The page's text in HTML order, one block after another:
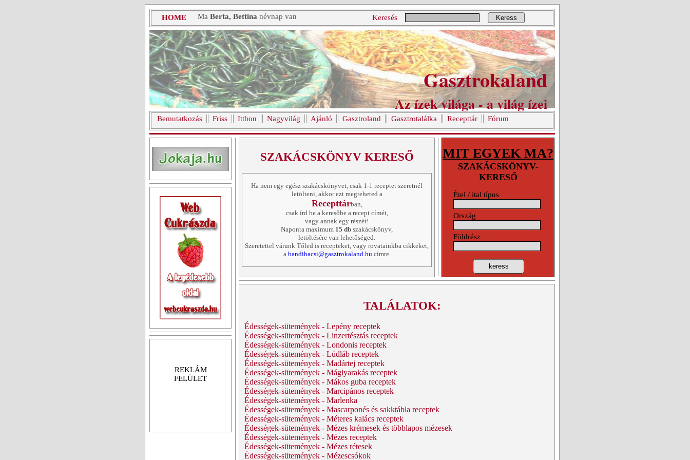
HOME Ma Berta, Bettina névnap van Keresés Keress
Gasztrokaland
Az ízek világa - a világ ízei
Bemutatkozás Friss Itthon Nagyvilág Ajánló Gasztroland Gasztrotalálka Recepttár Fórum
REKLÁM
FELÜLET
SZAKÁCSKÖNYV KERESŐ
Ha nem egy egész szakácskönyvet, csak 1-1 receptet szeretnél
letölteni, akkor ezt megteheted a
Recepttárban,
csak írd be a keresőbe a recept címét,
vagy annak egy részét!
Naponta maximum 15 db szakácskönyv,
letöltésére van lehetőséged.
Szeretettel várunk Tőled is recepteket, vagy rovatainkba cikkeket,
a bandibacsi@gasztrokaland.hucímre.
MIT EGYEK MA?
SZAKÁCSKÖNYV-
KERESŐ
Étel / ital típus
Ország
Földrész
keress
TALÁLATOK:
Édességek-sütemények - Lepény receptek
Édességek-sütemények - Linzertésztás receptek
Édességek-sütemények - Londonis receptek
Édességek-sütemények - Lúdláb receptek
Édességek-sütemények - Madártej receptek
Édességek-sütemények - Máglyarakás receptek
Édességek-sütemények - Mákos guba receptek
Édességek-sütemények - Marcipános receptek
Édességek-sütemények - Marlenka
Édességek-sütemények - Mascarponés és sakktábla receptek
Édességek-sütemények - Méteres kalács receptek
Édességek-sütemények - Mézes krémesek és többlapos mézesek
Édességek-sütemények - Mézes receptek
Édességek-sütemények - Mézes rétesek
Édességek-sütemények - Mézescsókok